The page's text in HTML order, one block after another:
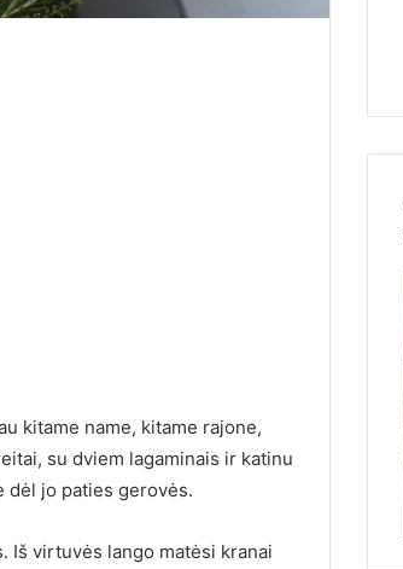
kitame name, kitame rajone,
su dviem lagaminais ir katinu
dėl jo paties gerovės.
Iš virtuvės lango matėsi kranai
10 įrodymų, kad Žemės
greitai nebebus